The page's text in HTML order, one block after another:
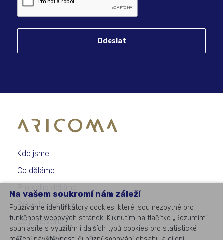
Odeslat
Na vašem soukromí nám záleží
Používáme identifikátory cookies, které jsou nezbytné pro
funkčnost webových stránek. Kliknutím na tlačítko „Rozumím“
souhlasíte s využitím i dalších typů cookies pro statistické
Kdo jsme
Co děláme
Případové studie
Co je nového